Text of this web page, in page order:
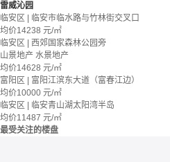
雷威沁园
临安区 | 临安市临水路与竹林街交叉口
均价14238 元/㎡
临安区 | 西郊国家森林公园旁
山景地产 水景地产
均价14628 元/㎡
富阳区 | 富阳江滨东大道（富春江边）
均价10000 元/㎡
临安区 | 临安青山湖太阳湾半岛
均价11487 元/㎡
最受关注的楼盘